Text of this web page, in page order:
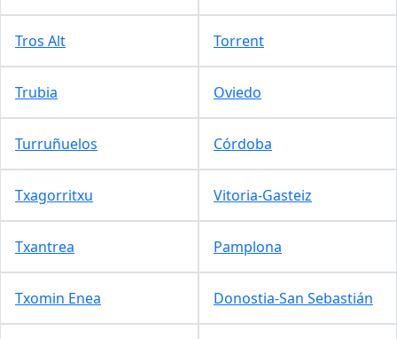
Tros Alt Torrent
Trubia Oviedo
Turruñuelos Córdoba
Txagorritxu Vitoria-Gasteiz
Txantrea Pamplona
Txomin Enea Donostia-San Sebastián